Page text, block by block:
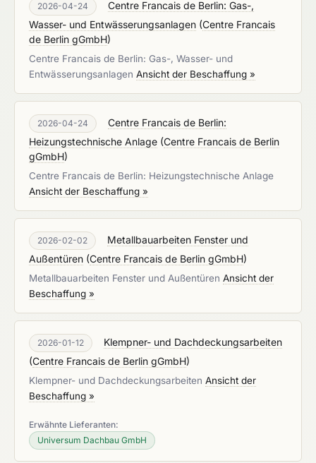
2026-04-24
Centre Francais de Berlin: Gas-,
Wasser- und Entwässerungsanlagen (Centre Francais
de Berlin gGmbH)
Centre Francais de Berlin: Gas-, Wasser- und
Entwässerungsanlagen Ansicht der Beschaffung »
2026-04-24
Centre Francais de Berlin:
Heizungstechnische Anlage (Centre Francais de Berlin
gGmbH)
Centre Francais de Berlin: Heizungstechnische Anlage
Ansicht der Beschaffung »
2026-02-02
Metallbauarbeiten Fenster und
Außentüren (Centre Francais de Berlin gGmbH)
Metallbauarbeiten Fenster und Außentüren Ansicht der
Beschaffung »
2026-01-12
Klempner- und Dachdeckungsarbeiten
(Centre Francais de Berlin gGmbH)
Klempner- und Dachdeckungsarbeiten Ansicht der
Beschaffung »
Erwähnte Lieferanten:
Universum Dachbau GmbH